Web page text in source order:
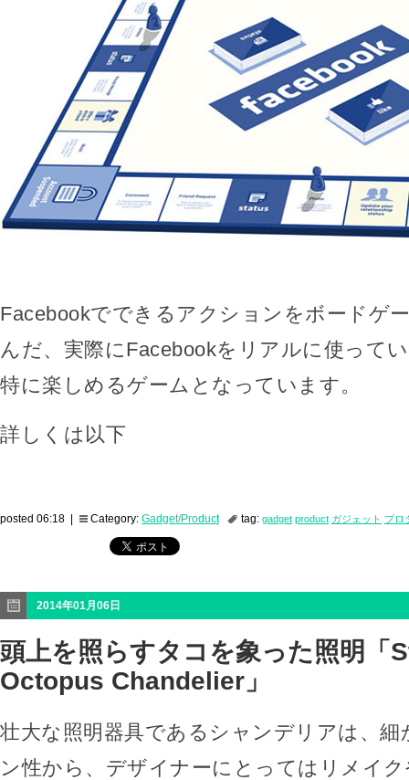
Facebookでできるアクションをボードゲ
んだ、実際にFacebookをリアルに使って
特に楽しめるゲームとなっています。
詳しくは以下
posted 06:18 | Category: Gadget/Product tag: gadget product ガジェット プロ
2014年01月06日
頭上を照らすタコを象った照明「
Octopus Chandelier」
壮大な照明器具であるシャンデリアは、
ン性から、デザイナーにとってはリメイ